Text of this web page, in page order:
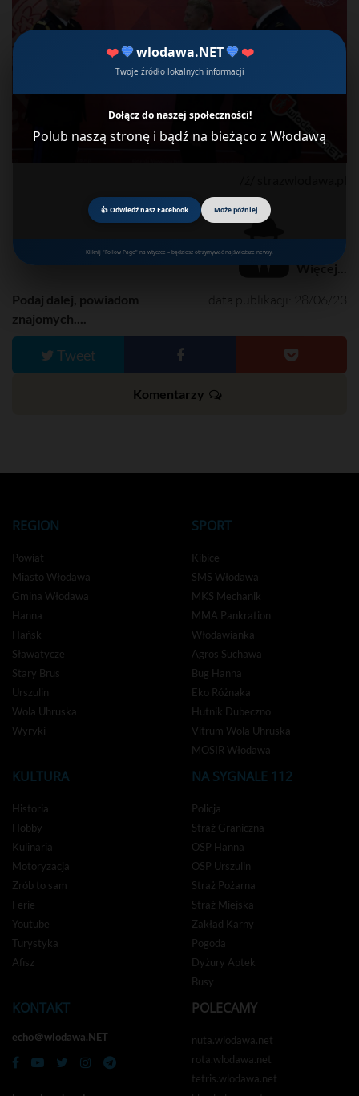
❤️ 💙wlodawa.NET 💙❤️
Twoje źródło lokalnych informacji
Dołącz do naszej społeczności!
Polub naszą stronę i bądź na bieżąco z Włodawą
👍 Odwiedź nasz Facebook Może później
Kliknij "Follow Page" na wtyczce – będziesz otrzymywać najświeższe newsy.
Więcej...
data publikacji: 28/06/23
Podaj dalej, powiadom
znajomych....
Tweet
Komentarzy
REGION
Powiat
Miasto Włodawa
Gmina Włodawa
Hanna
Hańsk
Sławatycze
Stary Brus
Urszulin
Wola Uhruska
Wyryki
SPORT
Kibice
SMS Włodawa
MKS Mechanik
MMA Pankration
Włodawianka
Agros Suchawa
Bug Hanna
Eko Różnaka
Hutnik Dubeczno
Vitrum Wola Uhruska
MOSIR Włodawa
KULTURA
Historia
Hobby
Kulinaria
Motoryzacja
Zrób to sam
Ferie
Youtube
Turystyka
Afisz
NA SYGNALE 112
Policja
Straż Graniczna
OSP Hanna
OSP Urszulin
Straż Pożarna
Straż Miejska
Zakład Karny
Pogoda
Dyżury Aptek
Busy
KONTAKT
echo＠wlodawa.NET
POLECAMY
nuta.wlodawa.net
rota.wlodawa.net
tetris.wlodawa.net